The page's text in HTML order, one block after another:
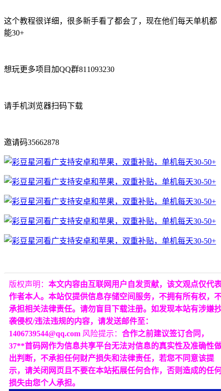
这个教程很详细，很多新手看了都会了，现在他们每天单机都
能30+
想玩更多项目加QQ群811093230
请手机浏览器扫码下载
邀请码35662878
版权声明： 本文内容由互联网用户自发贡献，该文观点仅代
作者本人。本站仅提供信息存储空间服务，不拥有所有权，
承担相关法律责任。请勿盲目下载注册。如发现本站有涉嫌
袭侵权/违法违规的内容，请发送邮件至：
1406739544@qq.com 风险提示： 合作之前建议签订合同，
37**首码网作为信息共享平台无法对信息的真实性及准确性
出判断，不承担任何财产损失和法律责任，若您不同意该提
示，请关闭网页且不要在本站拓展任何合作，否则造成的任
损失由您个人承担。